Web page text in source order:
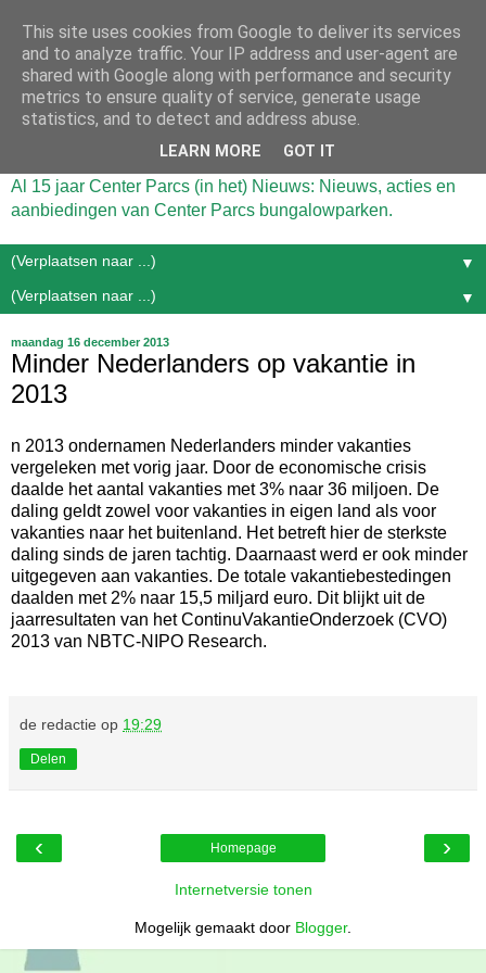
Al 15 jaar Center Parcs (in het) Nieuws: Nieuws, acties en
aanbiedingen van Center Parcs bungalowparken.
▼
▼
maandag 16 december 2013
Minder Nederlanders op vakantie in
2013
n 2013 ondernamen Nederlanders minder vakanties
vergeleken met vorig jaar. Door de economische crisis
daalde het aantal vakanties met 3% naar 36 miljoen. De
daling geldt zowel voor vakanties in eigen land als voor
vakanties naar het buitenland. Het betreft hier de sterkste
daling sinds de jaren tachtig. Daarnaast werd er ook minder
uitgegeven aan vakanties. De totale vakantiebestedingen
daalden met 2% naar 15,5 miljard euro. Dit blijkt uit de
jaarresultaten van het ContinuVakantieOnderzoek (CVO)
2013 van NBTC-NIPO Research.
de redactie op 19:29
Delen
‹ ›
Homepage
Internetversie tonen
Mogelijk gemaakt door Blogger.
This site uses cookies from Google to deliver its services
and to analyze traffic. Your IP address and user-agent are
shared with Google along with performance and security
metrics to ensure quality of service, generate usage
statistics, and to detect and address abuse.
LEARN MORE GOT IT